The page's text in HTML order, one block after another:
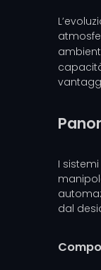
I
dal